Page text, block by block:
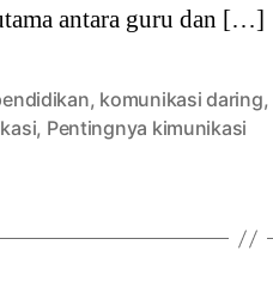
antara guru dan […]
, komunikasi daring,
, Pentingnya kimunikasi